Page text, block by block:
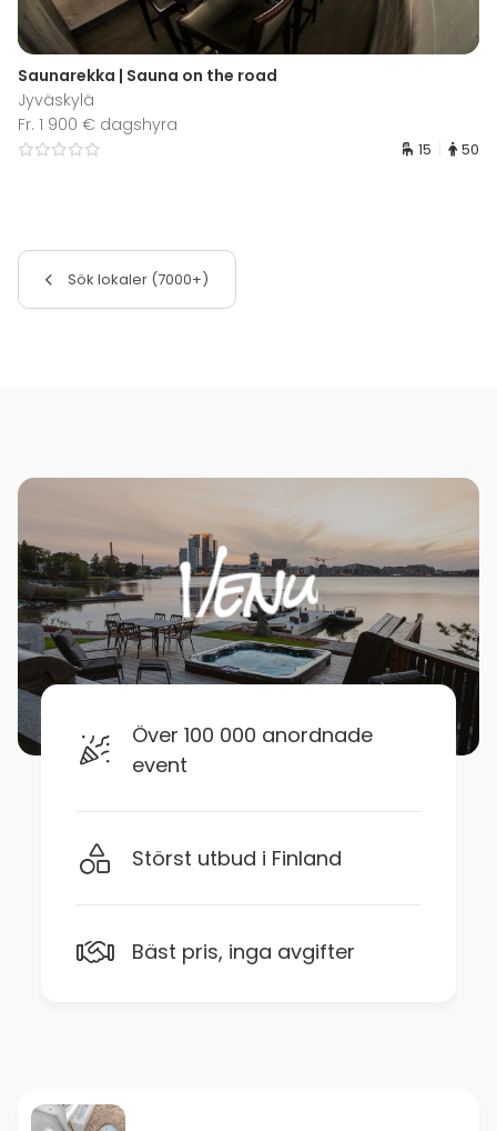
Saunarekka | Sauna on the road
Jyväskylä
Fr. 1 900 € dagshyra
15 50
Sök lokaler (7000+)
Över 100 000 anordnade
event
Störst utbud i Finland
Bäst pris, inga avgifter